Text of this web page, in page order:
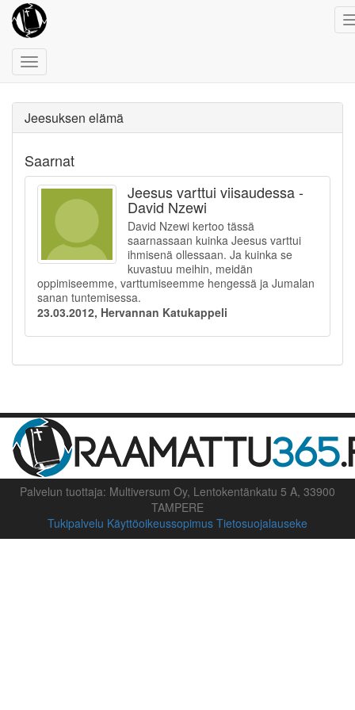
Toggle
navigation
Jeesuksen elämä
Saarnat
Jeesus varttui viisaudessa -
David Nzewi
David Nzewi kertoo tässä
saarnassaan kuinka Jeesus varttui
ihmisenä ollessaan. Ja kuinka se
kuvastuu meihin, meidän
oppimiseemme, varttumiseemme hengessä ja Jumalan
sanan tuntemisessa.
23.03.2012, Hervannan Katukappeli
Palvelun tuottaja: Multiversum Oy, Lentokentänkatu 5 A, 33900
TAMPERE
Tukipalvelu Käyttöoikeussopimus Tietosuojalauseke